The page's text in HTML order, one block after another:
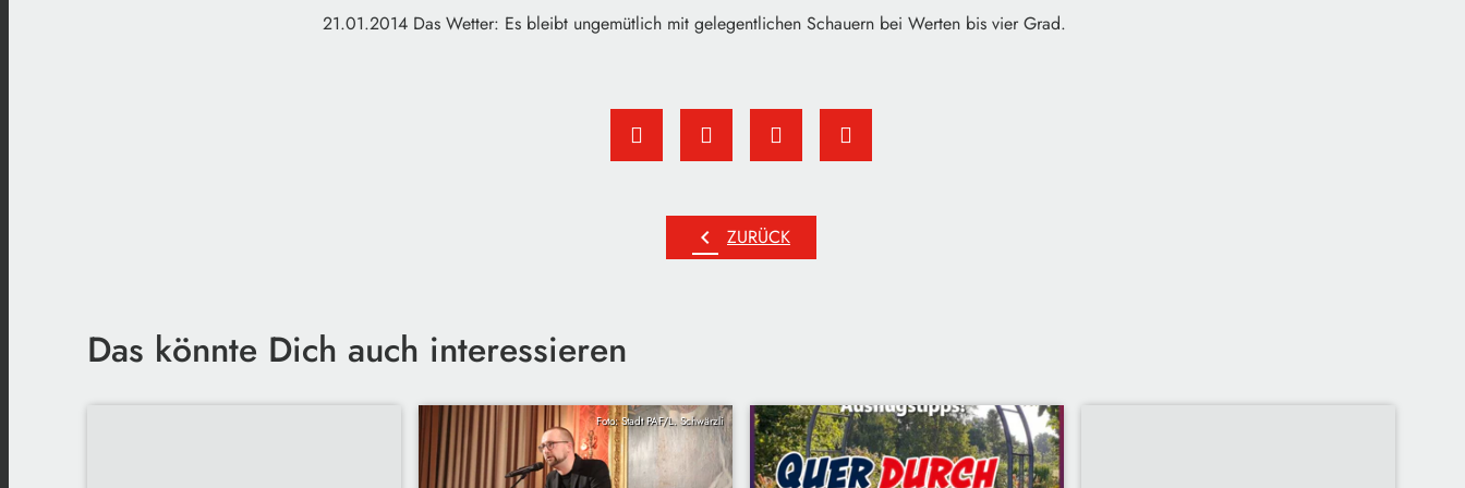
21.01.2014 Das Wetter: Es bleibt ungemütlich mit gelegentlichen Schauern bei Werten bis vier Grad.
chevron_left ZURÜCK
Das könnte Dich auch interessieren
Foto: Stadt PAF/L. Schwärzli